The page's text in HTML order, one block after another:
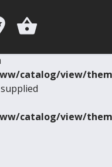
catalog/view/
catalog/view/